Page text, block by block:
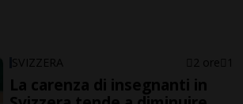
SVIZZERA 2 ore 1
La carenza di insegnanti in